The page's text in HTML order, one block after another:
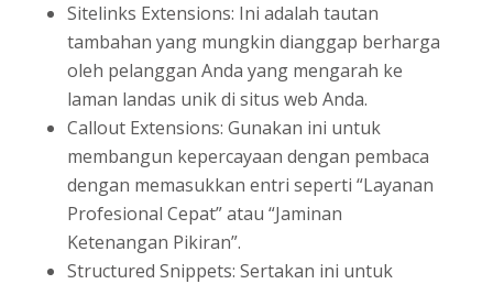
Sitelinks Extensions: Ini adalah tautan
tambahan yang mungkin dianggap berharga
oleh pelanggan Anda yang mengarah ke
laman landas unik di situs web Anda.
Callout Extensions: Gunakan ini untuk
membangun kepercayaan dengan pembaca
dengan memasukkan entri seperti “Layanan
Profesional Cepat” atau “Jaminan
Ketenangan Pikiran”.
Structured Snippets: Sertakan ini untuk